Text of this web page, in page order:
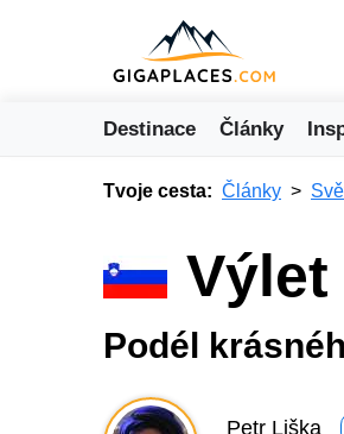
Destinace Články
Tvoje cesta: Články
Výlet
Podél
Petr Liška